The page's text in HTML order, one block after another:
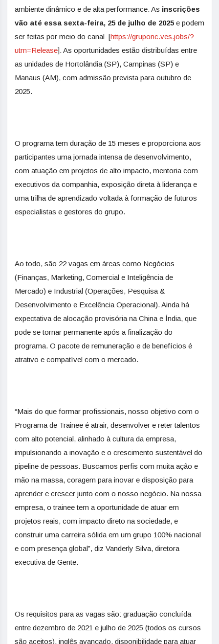
ambiente dinâmico e de alta performance. As inscrições
vão até essa sexta-feira, 25 de julho de 2025 e podem
ser feitas por meio do canal [https://gruponc.ves.jobs/?
utm=Release]. As oportunidades estão distribuídas entre
as unidades de Hortolândia (SP), Campinas (SP) e
Manaus (AM), com admissão prevista para outubro de
2025.
O programa tem duração de 15 meses e proporciona aos
participantes uma jornada intensa de desenvolvimento,
com atuação em projetos de alto impacto, mentoria com
executivos da companhia, exposição direta à liderança e
uma trilha de aprendizado voltada à formação de futuros
especialistas e gestores do grupo.
Ao todo, são 22 vagas em áreas como Negócios
(Finanças, Marketing, Comercial e Inteligência de
Mercado) e Industrial (Operações, Pesquisa &
Desenvolvimento e Excelência Operacional). Ainda há
expectativa de alocação provisória na China e Índia, que
pode se tornar permanente após a finalização do
programa. O pacote de remuneração e de benefícios é
atrativo e compatível com o mercado.
“Mais do que formar profissionais, nosso objetivo com o
Programa de Trainee é atrair, desenvolver e reter talentos
com alto potencial, alinhado à cultura da empresa,
impulsionando a inovação e o crescimento sustentável do
pipeline de pessoas. Buscamos perfis com muita ação e
mão na massa, coragem para inovar e disposição para
aprender e crescer junto com o nosso negócio. Na nossa
empresa, o trainee tem a oportunidade de atuar em
projetos reais, com impacto direto na sociedade, e
construir uma carreira sólida em um grupo 100% nacional
e com presença global”, diz Vanderly Silva, diretora
executiva de Gente.
Os requisitos para as vagas são: graduação concluída
entre dezembro de 2021 e julho de 2025 (todos os cursos
são aceitos), inglês avançado, disponibilidade para atuar